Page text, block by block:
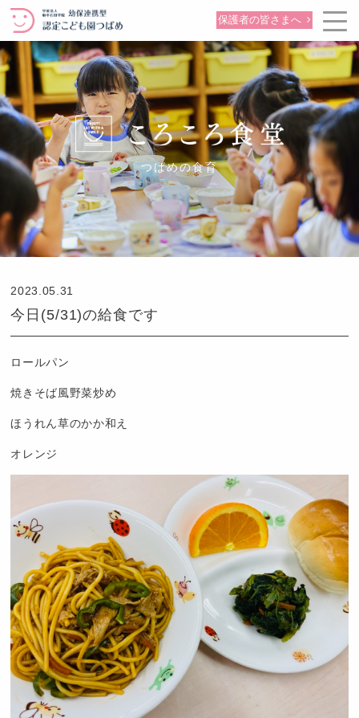
保護者の皆さまへ
つばめの食育
2023.05.31
今日(5/31)の給食です
ロールパン
焼きそば風野菜炒め
ほうれん草のかか和え
オレンジ